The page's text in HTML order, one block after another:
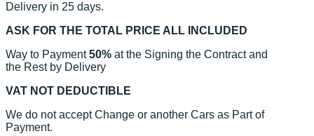
Delivery in 25 days.
ASK FOR THE TOTAL PRICE ALL INCLUDED
Way to Payment50% at the Signing the Contract and
the Rest by Delivery
VAT NOT DEDUCTIBLE
We do not accept Change or another Cars as Part of
Payment.